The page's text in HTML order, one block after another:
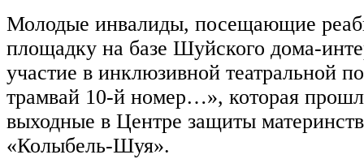
Молодые инвалиды, посещающие
площадку на базе Шуйского дома-
участие в инклюзивной театральной
трамвай 10-й номер…», которая
выходные в Центре защиты
«Колыбель-Шуя».